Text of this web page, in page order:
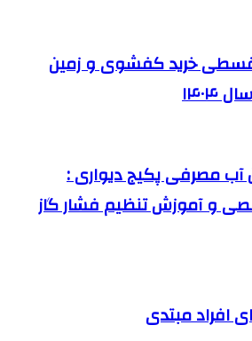
قسطی خرید کفشوی و زمین
مصرفی پکیج دیواری :
و آموزش تنظیم فشار گاز
افراد مبتدی